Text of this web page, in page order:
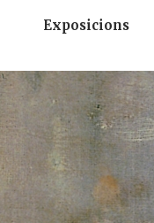
Exposicions